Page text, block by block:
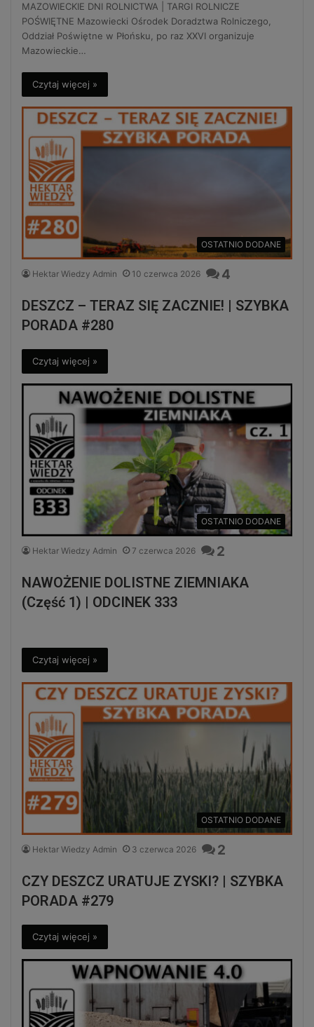
MAZOWIECKIE DNI ROLNICTWA | TARGI ROLNICZE
POŚWIĘTNE Mazowiecki Ośrodek Doradztwa Rolniczego,
Oddział Poświętne w Płońsku, po raz XXVI organizuje
Mazowieckie…
Czytaj więcej »
OSTATNIO DODANE
Hektar Wiedzy Admin 10 czerwca 2026 4
DESZCZ – TERAZ SIĘ ZACZNIE! | SZYBKA
PORADA #280
Czytaj więcej »
OSTATNIO DODANE
Hektar Wiedzy Admin 7 czerwca 2026 2
NAWOŻENIE DOLISTNE ZIEMNIAKA
(Część 1) | ODCINEK 333
Czytaj więcej »
OSTATNIO DODANE
Hektar Wiedzy Admin 3 czerwca 2026 2
CZY DESZCZ URATUJE ZYSKI? | SZYBKA
PORADA #279
Czytaj więcej »